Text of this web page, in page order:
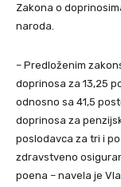
Zakona o
naroda.
– Predloženim
doprinosa za 13,25
odnosno sa 41,5
doprinosa za
poslodavca za tri i
zdravstveno
poena – navela je